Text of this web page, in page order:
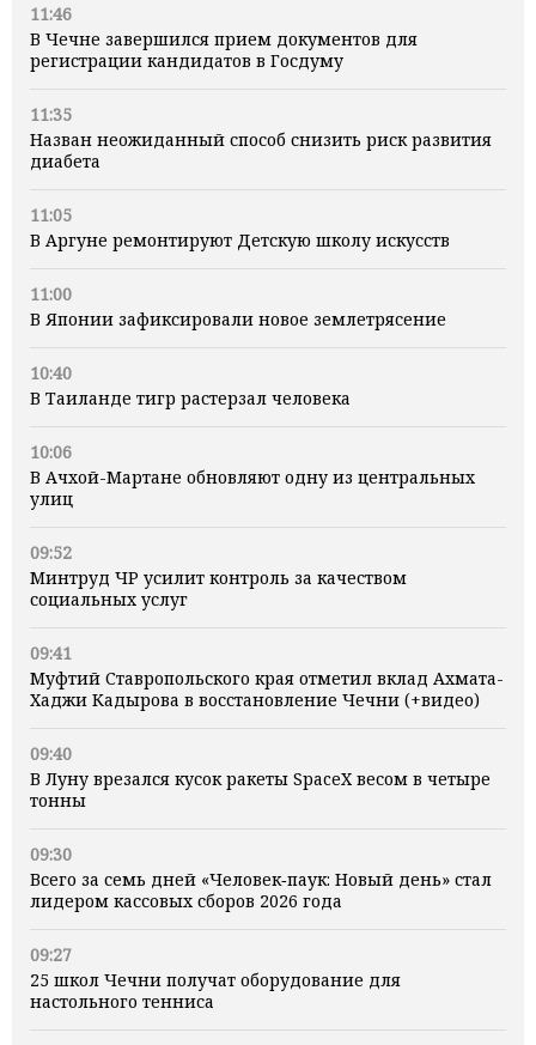
11:46
В Чечне завершился прием документов для
регистрации кандидатов в Госдуму
11:35
Назван неожиданный способ снизить риск развития
диабета
11:05
В Аргуне ремонтируют Детскую школу искусств
11:00
В Японии зафиксировали новое землетрясение
10:40
В Таиланде тигр растерзал человека
10:06
В Ачхой-Мартане обновляют одну из центральных
улиц
09:52
Минтруд ЧР усилит контроль за качеством
социальных услуг
09:41
Муфтий Ставропольского края отметил вклад Ахмата-
Хаджи Кадырова в восстановление Чечни (+видео)
09:40
В Луну врезался кусок ракеты SpaceX весом в четыре
тонны
09:30
Всего за семь дней «Человек‑паук: Новый день» стал
лидером кассовых сборов 2026 года
09:27
25 школ Чечни получат оборудование для
настольного тенниса